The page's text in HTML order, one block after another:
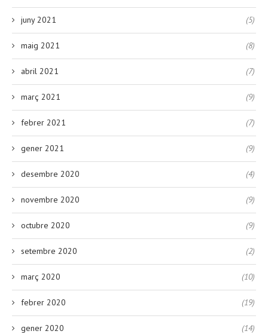
juny 2021 (5)
maig 2021 (8)
abril 2021 (7)
març 2021 (9)
febrer 2021 (7)
gener 2021 (9)
desembre 2020 (4)
novembre 2020 (9)
octubre 2020 (9)
setembre 2020 (2)
març 2020 (10)
febrer 2020 (19)
gener 2020 (14)